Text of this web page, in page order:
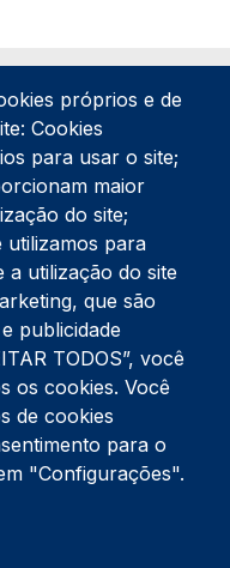
da Nazaré
próprios e de
Cookies
para usar o site;
maior
do site;
utilizamos para
a utilização do site
que são
publicidade
TODOS”, você
os cookies. Você
de cookies
para o
"Configurações".